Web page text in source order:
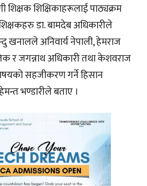
शिक्षक शिक्षिकाहरूलाई पाठ्यक्रम
डा. बामदेब अधिकारीले
खनालले अनिवार्य नेपाली, हेमराज
र जगन्नाथ अधिकारी तथा केशवराज
सहजीकरण गर्ने हिसान
भण्डारीले बताए ।